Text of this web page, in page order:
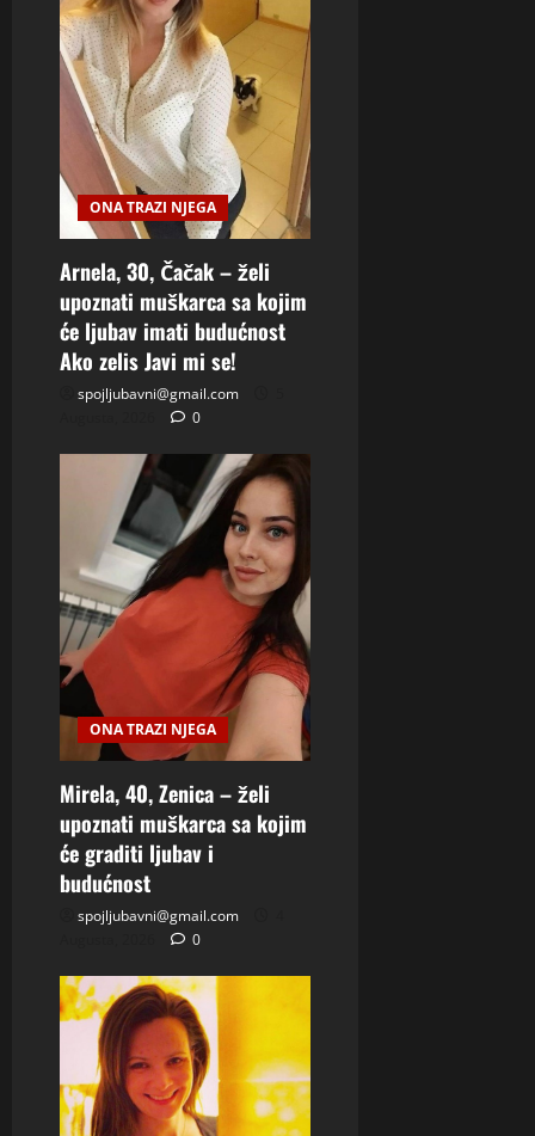
ONA TRAZI NJEGA
Arnela, 30, Čačak – želi
upoznati muškarca sa kojim
će ljubav imati budućnost
Ako zelis Javi mi se!
spojljubavni@gmail.com
0
ONA TRAZI NJEGA
Mirela, 40, Zenica – želi
upoznati muškarca sa kojim
će graditi ljubav i
budućnost
spojljubavni@gmail.com
0